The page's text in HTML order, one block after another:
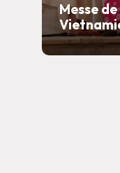
Messe